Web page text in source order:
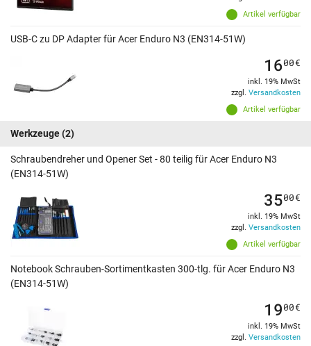
Artikel verfügbar
USB-C zu DP Adapter für Acer Enduro N3 (EN314-51W)
Artikel verfügbar
1600€
inkl. 19% MwSt
zzgl. Versandkosten
Werkzeuge(2)
Schraubendreher und Opener Set - 80 teilig für Acer Enduro N3
(EN314-51W)
Artikel verfügbar
3500€
inkl. 19% MwSt
zzgl. Versandkosten
Notebook Schrauben-Sortimentkasten 300-tlg. für Acer Enduro N3
(EN314-51W)
1900€
inkl. 19% MwSt
zzgl. Versandkosten